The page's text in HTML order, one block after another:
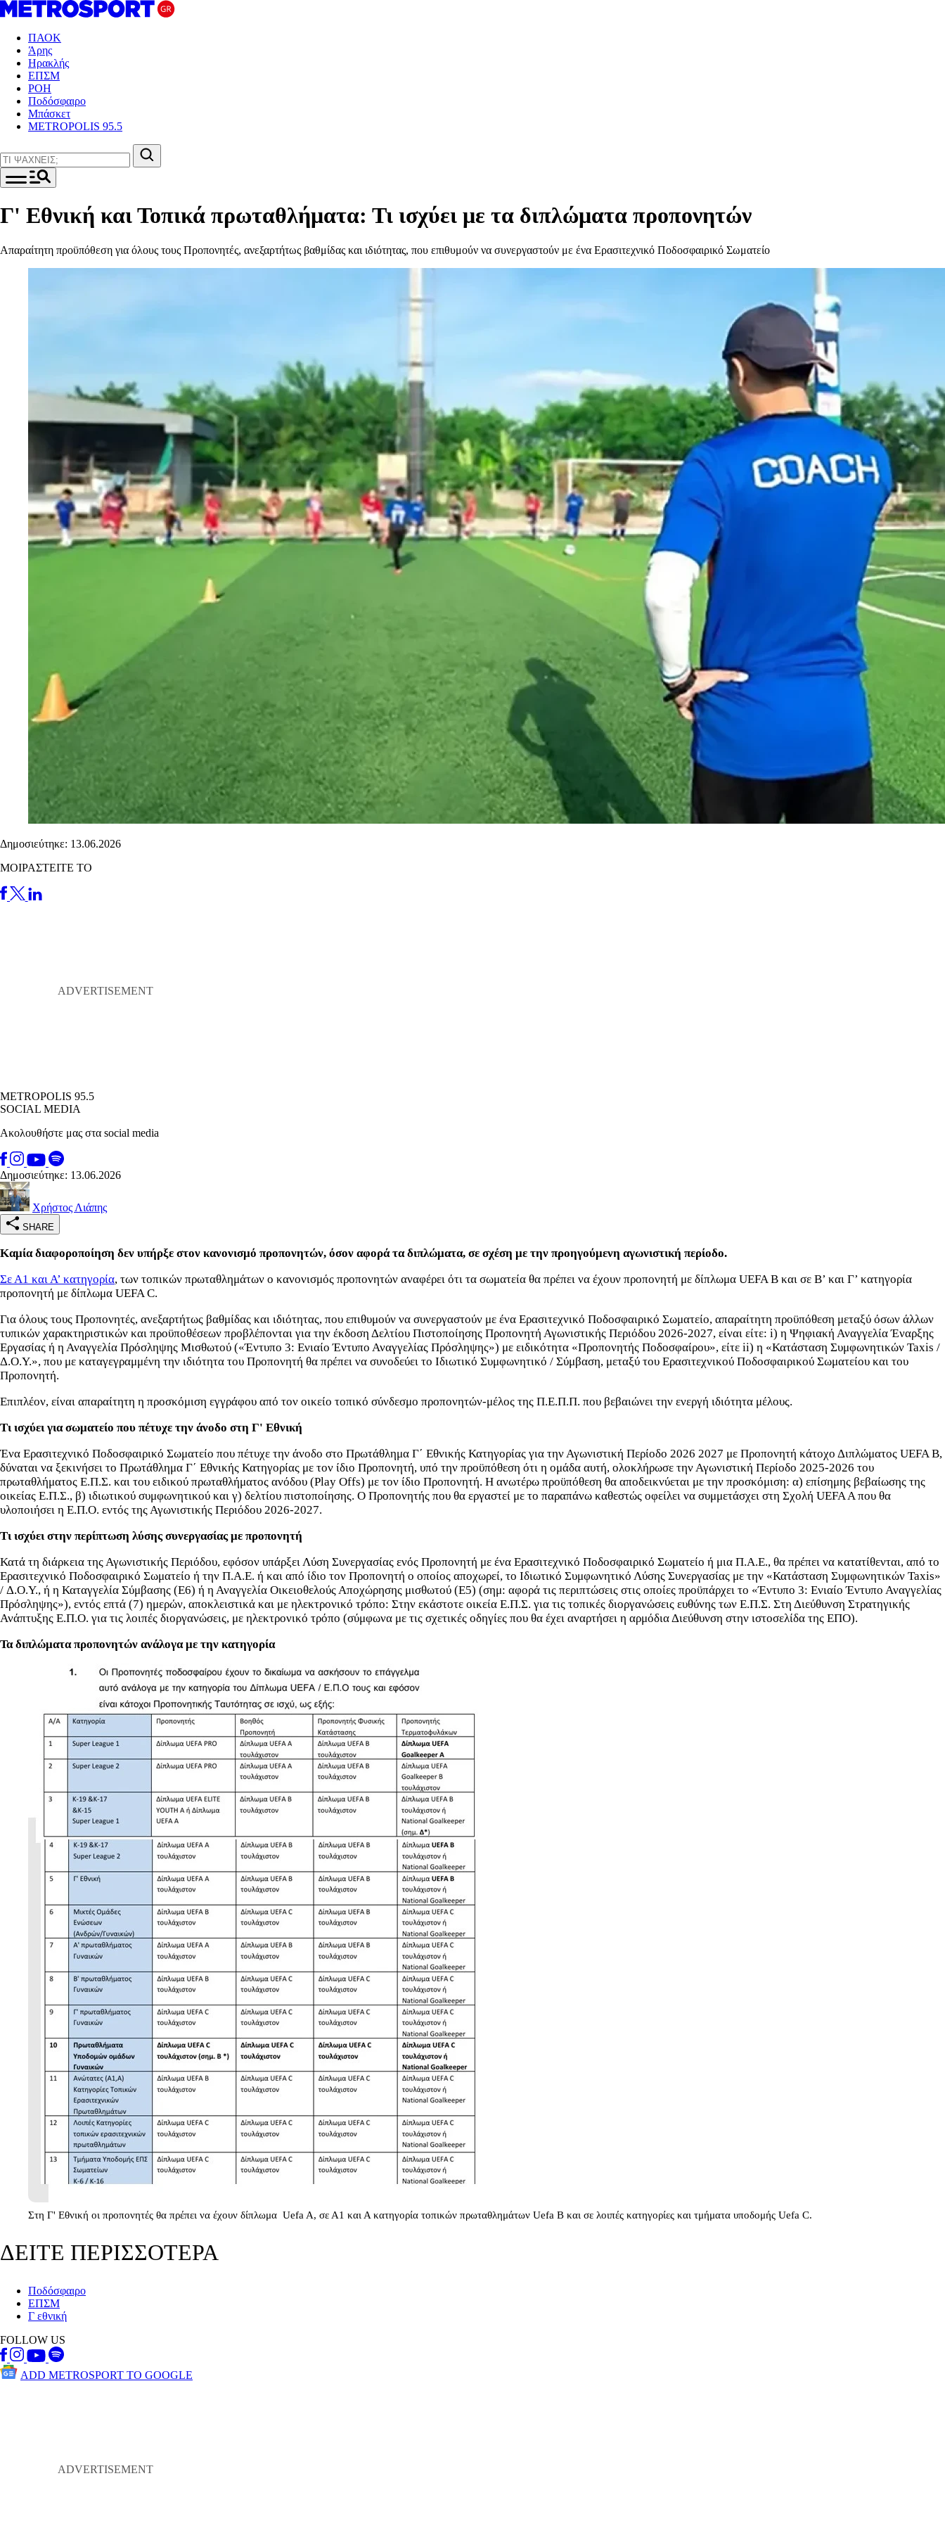
ΠΑΟΚ
Άρης
Ηρακλής
ΕΠΣΜ
ΡΟΗ
Ποδόσφαιρο
Μπάσκετ
METROPOLIS 95.5
Γ' Εθνική και Τοπικά πρωταθλήματα: Τι ισχύει με τα διπλώματα προπονητών
Απαραίτητη προϋπόθεση για όλους τους Προπονητές, ανεξαρτήτως βαθμίδας και ιδιότητας, που επιθυμούν να συνεργαστούν με ένα Ερασιτεχνικό Ποδοσφαιρικό Σωματείο
Δημοσιεύτηκε: 13.06.2026
ΜΟΙΡΑΣΤΕΙΤΕ ΤΟ
METROPOLIS 95.5
SOCIAL MEDIA
Ακολουθήστε μας στα social media
Δημοσιεύτηκε: 13.06.2026
Χρήστος Λιάπης
SHARE
Καμία διαφοροποίηση δεν υπήρξε στον κανονισμό προπονητών, όσον αφορά τα διπλώματα, σε σχέση με την προηγούμενη αγωνιστική περίοδο.
Σε Α1 και Α’ κατηγορία, των τοπικών πρωταθλημάτων ο κανονισμός προπονητών αναφέρει ότι τα σωματεία θα πρέπει να έχουν προπονητή με δίπλωμα UEFA B και σε Β’ και Γ’ κατηγορία
προπονητή με δίπλωμα UEFA C.
Για όλους τους Προπονητές, ανεξαρτήτως βαθμίδας και ιδιότητας, που επιθυμούν να συνεργαστούν με ένα Ερασιτεχνικό Ποδοσφαιρικό Σωματείο, απαραίτητη προϋπόθεση μεταξύ όσων άλλων
τυπικών χαρακτηριστικών και προϋποθέσεων προβλέπονται για την έκδοση Δελτίου Πιστοποίησης Προπονητή Αγωνιστικής Περιόδου 2026-2027, είναι είτε: i) η Ψηφιακή Αναγγελία Έναρξης
Εργασίας ή η Αναγγελία Πρόσληψης Μισθωτού («Έντυπο 3: Ενιαίο Έντυπο Αναγγελίας Πρόσληψης») με ειδικότητα «Προπονητής Ποδοσφαίρου», είτε ii) η «Κατάσταση Συμφωνητικών Taxis /
Δ.Ο.Υ.», που με καταγεγραμμένη την ιδιότητα του Προπονητή θα πρέπει να συνοδεύει το Ιδιωτικό Συμφωνητικό / Σύμβαση, μεταξύ του Ερασιτεχνικού Ποδοσφαιρικού Σωματείου και του
Προπονητή.
Επιπλέον, είναι απαραίτητη η προσκόμιση εγγράφου από τον οικείο τοπικό σύνδεσμο προπονητών-μέλος της Π.Ε.Π.Π. που βεβαιώνει την ενεργή ιδιότητα μέλους.
Τι ισχύει για σωματείο που πέτυχε την άνοδο στη Γ' Εθνική
Ένα Ερασιτεχνικό Ποδοσφαιρικό Σωματείο που πέτυχε την άνοδο στο Πρωτάθλημα Γ΄ Εθνικής Κατηγορίας για την Αγωνιστική Περίοδο 2026 2027 με Προπονητή κάτοχο Διπλώματος UEFA B,
δύναται να ξεκινήσει το Πρωτάθλημα Γ΄ Εθνικής Κατηγορίας με τον ίδιο Προπονητή, υπό την προϋπόθεση ότι η ομάδα αυτή, ολοκλήρωσε την Αγωνιστική Περίοδο 2025-2026 του
πρωταθλήματος Ε.Π.Σ. και του ειδικού πρωταθλήματος ανόδου (Play Offs) με τον ίδιο Προπονητή. Η ανωτέρω προϋπόθεση θα αποδεικνύεται με την προσκόμιση: α) επίσημης βεβαίωσης της
οικείας Ε.Π.Σ., β) ιδιωτικού συμφωνητικού και γ) δελτίου πιστοποίησης. Ο Προπονητής που θα εργαστεί με το παραπάνω καθεστώς οφείλει να συμμετάσχει στη Σχολή UEFA A που θα
υλοποιήσει η Ε.Π.Ο. εντός της Αγωνιστικής Περιόδου 2026-2027.
Τι ισχύει στην περίπτωση λύσης συνεργασίας με προπονητή
Κατά τη διάρκεια της Αγωνιστικής Περιόδου, εφόσον υπάρξει Λύση Συνεργασίας ενός Προπονητή με ένα Ερασιτεχνικό Ποδοσφαιρικό Σωματείο ή μια Π.Α.Ε., θα πρέπει να κατατίθενται, από το
Ερασιτεχνικό Ποδοσφαιρικό Σωματείο ή την Π.Α.Ε. ή και από ίδιο τον Προπονητή ο οποίος αποχωρεί, το Ιδιωτικό Συμφωνητικό Λύσης Συνεργασίας με την «Κατάσταση Συμφωνητικών Taxis»
/ Δ.Ο.Υ., ή η Καταγγελία Σύμβασης (Ε6) ή η Αναγγελία Οικειοθελούς Αποχώρησης μισθωτού (Ε5) (σημ: αφορά τις περιπτώσεις στις οποίες προϋπάρχει το «Έντυπο 3: Ενιαίο Έντυπο Αναγγελίας
Πρόσληψης»), εντός επτά (7) ημερών, αποκλειστικά και με ηλεκτρονικό τρόπο: Στην εκάστοτε οικεία Ε.Π.Σ. για τις τοπικές διοργανώσεις ευθύνης των Ε.Π.Σ. Στη Διεύθυνση Στρατηγικής
Ανάπτυξης Ε.Π.Ο. για τις λοιπές διοργανώσεις, με ηλεκτρονικό τρόπο (σύμφωνα με τις σχετικές οδηγίες που θα έχει αναρτήσει η αρμόδια Διεύθυνση στην ιστοσελίδα της ΕΠΟ).
Τα διπλώματα προπονητών ανάλογα με την κατηγορία
Στη Γ' Εθνική οι προπονητές θα πρέπει να έχουν δίπλωμα Uefa A, σε Α1 και Α κατηγορία τοπικών πρωταθλημάτων Uefa B και σε λοιπές κατηγορίες και τμήματα υποδομής Uefa C.
ΔΕΙΤΕ ΠΕΡΙΣΣΟΤΕΡΑ
Ποδόσφαιρο
ΕΠΣΜ
Γ εθνική
FOLLOW US
ADD METROSPORT TO GOOGLE